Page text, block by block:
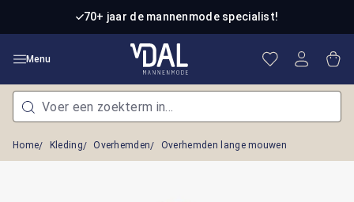
Ga naar de hoofdinhoud70+ jaar de mannenmode specialist!
Menu Je hebt 0
Home Kleding Overhemden Overhemden lange mouwen